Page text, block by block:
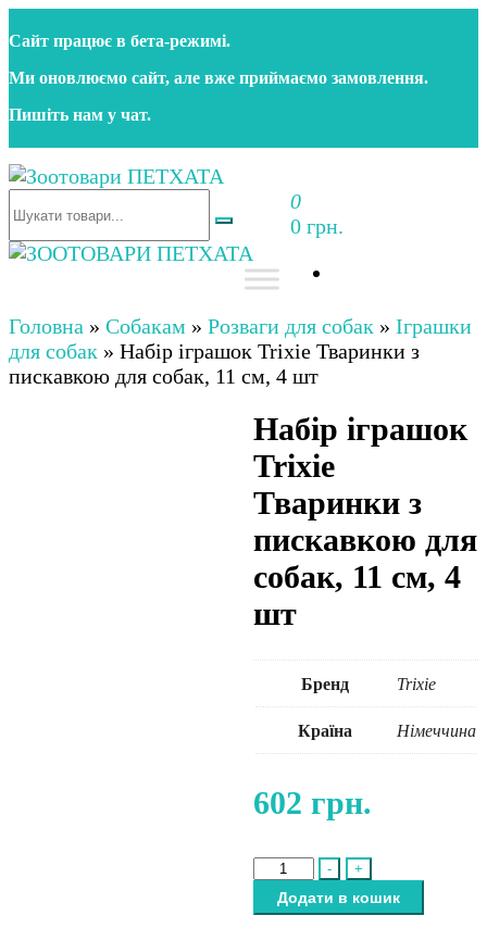
до
контенту
Сайт працює в бета‑режимі.
Ми оновлюємо сайт, але вже приймаємо замовлення.
Пишіть нам у чат.
Зоотовари ПЕТХАТА
Зоомагазин для собак та котів | Корм, іграшки,
аксесуари та догляд за тваринами. Доставка по
0
0 грн.
аксесуари та догляд за тваринами. Доставка по
Україні
Головна » Собакам » Розваги для собак » Іграшки
для собак » Набір іграшок Trixie Тваринки з
пискавкою для собак, 11 см, 4 шт
Набір іграшок
Trixie
Тваринки з
пискавкою для
собак, 11 см, 4
шт
Бренд Trixie
Країна Німеччина
602 грн.
-
Набір
іграшок
Trixie
+
Додати в кошик